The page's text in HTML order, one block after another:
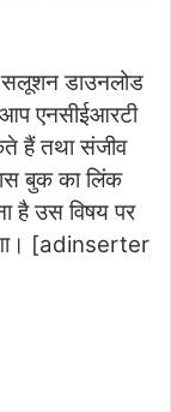
सलूशन डाउनलोड
एनसीईआरटी
हैं तथा संजीव
बुक का लिंक
है उस विषय पर
[adinserter